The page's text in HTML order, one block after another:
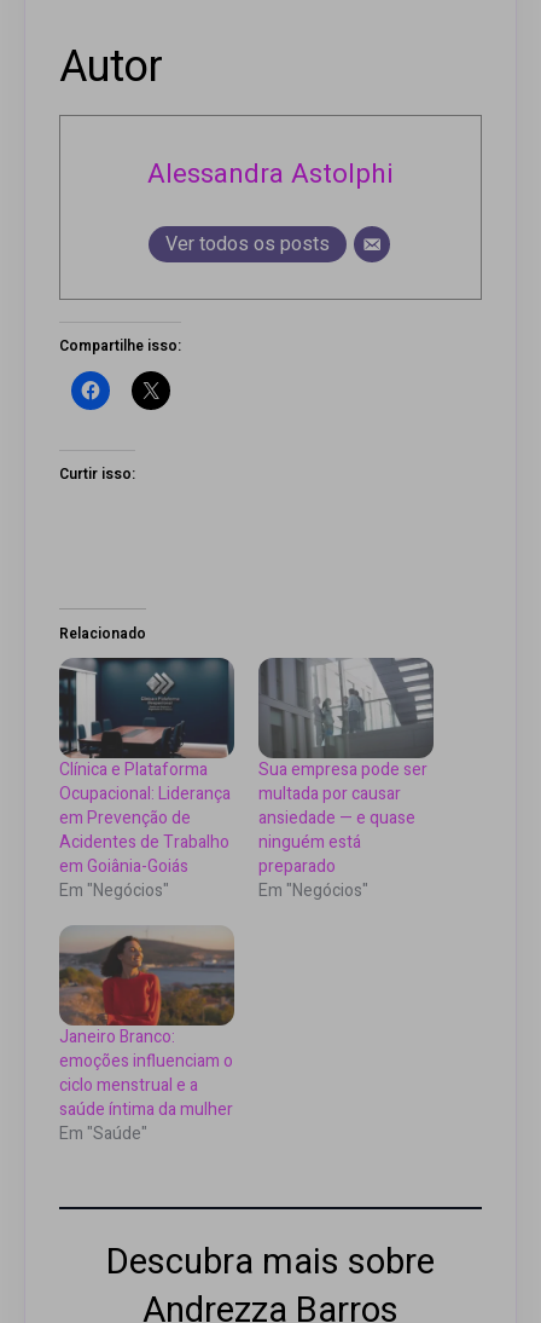
Autor
Alessandra Astolphi
Ver todos os posts
Compartilhe isso:
Curtir isso:
Relacionado
Clínica e Plataforma
Ocupacional: Liderança
em Prevenção de
Acidentes de Trabalho
em Goiânia-Goiás
Em "Negócios"
Sua empresa pode ser
multada por causar
ansiedade — e quase
ninguém está
preparado
Em "Negócios"
Janeiro Branco:
emoções influenciam o
ciclo menstrual e a
saúde íntima da mulher
Em "Saúde"
Descubra mais sobre
Andrezza Barros